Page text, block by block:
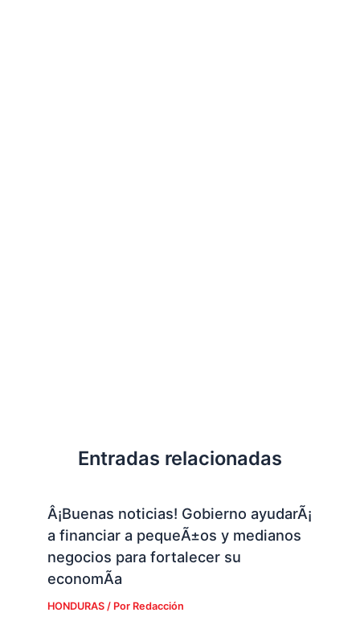
Entradas relacionadas
Â¡Buenas noticias! Gobierno ayudarÃ¡
a financiar a pequeÃ±os y medianos
negocios para fortalecer su
economÃ­a
HONDURAS/ Por Redacción